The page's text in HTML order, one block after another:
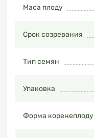
Маса плоду
Срок созревания
Тип семян
Упаковка
Форма коренеплоду